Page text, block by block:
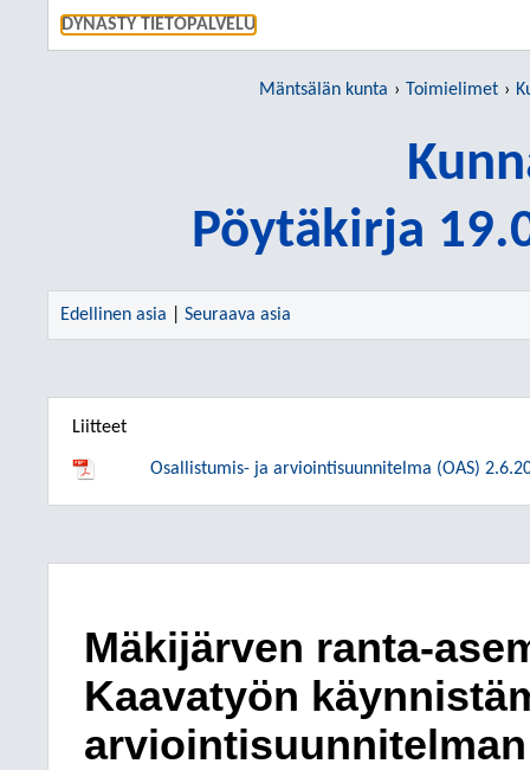
DYNASTY TIETOPALVELU
Mäntsälän kunta Toimielimet
Pöytäkirja
Edellinen asia Seuraava asia
Liitteet
Osallistumis- ja arviointisuunnitelma (OAS)
Mäkijärven ranta-
Kaavatyön